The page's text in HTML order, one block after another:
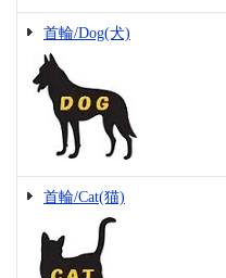
首輪/Dog(犬)
首輪/Cat(猫)